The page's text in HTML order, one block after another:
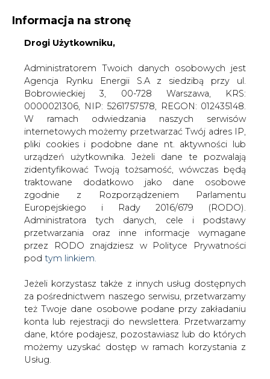
KONTAKT:
WYDAWCA PORTALU:
WYSOKI KONTRAST A A
ZALOGUJ SIĘ
WŁĄCZ CIRE.TV
Informacja na stronę
Drogi Użytkowniku,
Administratorem Twoich danych osobowych jest
Agencja Rynku Energii S.A z siedzibą przy ul.
Bobrowieckiej 3, 00-728 Warszawa, KRS:
0000021306, NIP: 5261757578, REGON: 012435148.
W ramach odwiedzania naszych serwisów
internetowych możemy przetwarzać Twój adres IP,
pliki cookies i podobne dane nt. aktywności lub
urządzeń użytkownika. Jeżeli dane te pozwalają
zidentyfikować Twoją tożsamość, wówczas będą
traktowane dodatkowo jako dane osobowe
zgodnie z Rozporządzeniem Parlamentu
Europejskiego i Rady 2016/679 (RODO).
Administratora tych danych, cele i podstawy
przetwarzania oraz inne informacje wymagane
przez RODO znajdziesz w Polityce Prywatności
pod tym linkiem.
Jeżeli korzystasz także z innych usług dostępnych
za pośrednictwem naszego serwisu, przetwarzamy
też Twoje dane osobowe podane przy zakładaniu
konta lub rejestracji do newslettera. Przetwarzamy
dane, które podajesz, pozostawiasz lub do których
możemy uzyskać dostęp w ramach korzystania z
Usług.
Strona główna
SERWIS INFORMACYJNY CIRE
/ Elektrim: czy zdobędzie środki na zakup G-8&#63
2001-03-08 00:00